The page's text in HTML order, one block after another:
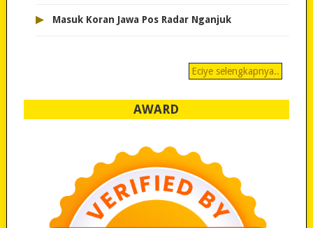
▸ Masuk Koran Jawa Pos Radar Nganjuk
Eciye selengkapnya..
AWARD